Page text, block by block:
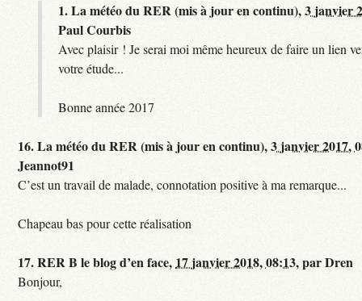
1.La météo du RER (mis à jour en continu),3 janvier
Paul Courbis
Avec plaisir ! Je serai moi même heureux de faire un lien
votre étude...
Bonne année 2017
16.La météo du RER (mis à jour en continu),3 janvier 2017,
Jeannot91
C’est un travail de malade, connotation positive à ma remarque...
Chapeau bas pour cette réalisation
17.RER B le blog d’en face, 17 janvier 2018, 08:13,parDren
Bonjour,